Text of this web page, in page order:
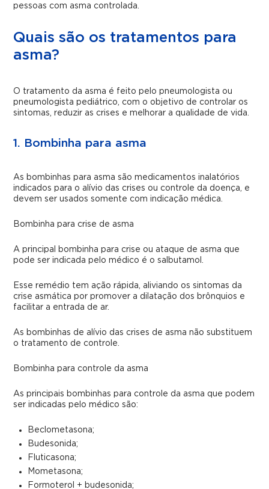
pessoas com asma controlada.
Quais são os tratamentos para
asma?
O tratamento da asma é feito pelo pneumologista ou
pneumologista pediátrico, com o objetivo de controlar os
sintomas, reduzir as crises e melhorar a qualidade de vida.
1. Bombinha para asma
As bombinhas para asma são medicamentos inalatórios
indicados para o alívio das crises ou controle da doença, e
devem ser usados somente com indicação médica.
Bombinha para crise de asma
A principal bombinha para crise ou ataque de asma que
pode ser indicada pelo médico é o salbutamol.
Esse remédio tem ação rápida, aliviando os sintomas da
crise asmática por promover a dilatação dos brônquios e
facilitar a entrada de ar.
As bombinhas de alívio das crises de asma não substituem
o tratamento de controle.
Bombinha para controle da asma
As principais bombinhas para controle da asma que podem
ser indicadas pelo médico são:
Beclometasona;
Budesonida;
Fluticasona;
Mometasona;
Formoterol + budesonida;